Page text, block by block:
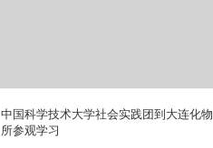
中国科学技术大学社会实践团到大连化物
所参观学习